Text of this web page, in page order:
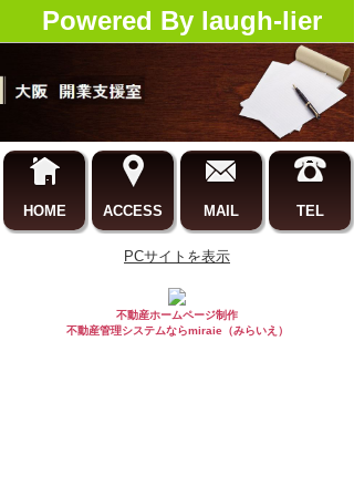
Powered By laugh-lier
HOME ACCESS MAIL TEL
PCサイトを表示
不動産ホームページ制作
不動産管理システムならmiraie（みらいえ）